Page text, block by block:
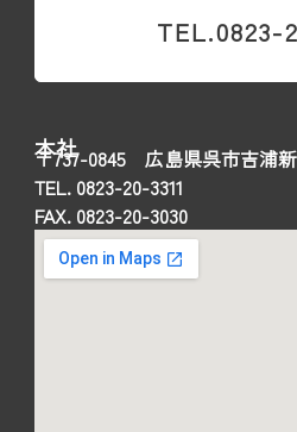
TEL.0823-
本社
〒737-0845 広島県呉市吉浦
TEL. 0823-20-3311
FAX. 0823-20-3030